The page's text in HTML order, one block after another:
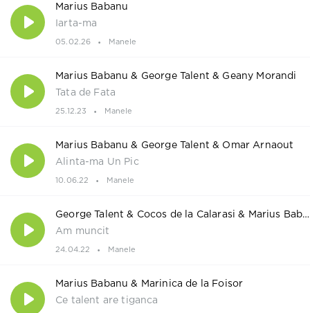
Marius Babanu
Iarta-ma
05.02.26 Manele
Marius Babanu & George Talent & Geany Morandi
Tata de Fata
25.12.23 Manele
Marius Babanu & George Talent & Omar Arnaout
Alinta-ma Un Pic
10.06.22 Manele
George Talent & Cocos de la Calarasi & Marius Babanu
Am muncit
24.04.22 Manele
Marius Babanu & Marinica de la Foisor
Ce talent are tiganca